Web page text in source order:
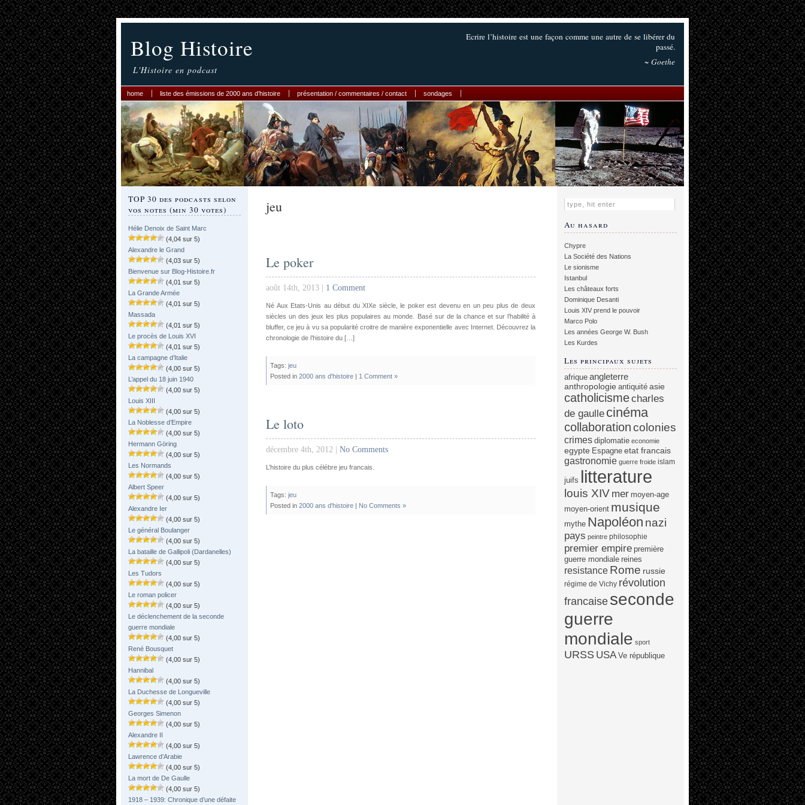
Blog Histoire
L'Histoire en podcast
Ecrire l’histoire est une façon comme une autre de se libérer du
passé.
~ Goethe
home liste des émissions de 2000 ans d’histoire présentation / commentaires / contact sondages
TOP 30 des podcasts selon
vos notes (min 30 votes)
Hélie Denoix de Saint Marc
(4,04 sur 5)
Alexandre le Grand
(4,03 sur 5)
Bienvenue sur Blog-Histoire.fr
(4,01 sur 5)
La Grande Armée
(4,01 sur 5)
Massada
(4,01 sur 5)
Le procès de Louis XVI
(4,01 sur 5)
La campagne d’Italie
(4,00 sur 5)
L’appel du 18 juin 1940
(4,00 sur 5)
Louis XIII
(4,00 sur 5)
La Noblesse d’Empire
(4,00 sur 5)
Hermann Göring
(4,00 sur 5)
Les Normands
(4,00 sur 5)
Albert Speer
(4,00 sur 5)
Alexandre Ier
(4,00 sur 5)
Le général Boulanger
(4,00 sur 5)
La bataille de Gallipoli (Dardanelles)
(4,00 sur 5)
Les Tudors
(4,00 sur 5)
Le roman policer
(4,00 sur 5)
Le déclenchement de la seconde
guerre mondiale
(4,00 sur 5)
René Bousquet
(4,00 sur 5)
Hannibal
(4,00 sur 5)
La Duchesse de Longueville
(4,00 sur 5)
Georges Simenon
(4,00 sur 5)
Alexandre II
(4,00 sur 5)
Lawrence d’Arabie
(4,00 sur 5)
La mort de De Gaulle
(4,00 sur 5)
1918 – 1939: Chronique d’une défaite
jeu
Le poker
août 14th, 2013 | 1 Comment
Né Aux Etats-Unis au début du XIXe siècle, le poker est devenu en un peu plus de deux
siècles un des jeux les plus populaires au monde. Basé sur de la chance et sur l’habilité à
bluffer, ce jeu à vu sa popularité croitre de manière exponentielle avec Internet. Découvrez la
chronologie de l’histoire du […]
Tags: jeu
Posted in 2000 ans d'histoire | 1 Comment »
Le loto
décembre 4th, 2012 | No Comments
L’histoire du plus célébre jeu francais.
Tags: jeu
Posted in 2000 ans d'histoire | No Comments »
Au hasard
Chypre
La Société des Nations
Le sionisme
Istanbul
Les châteaux forts
Dominique Desanti
Louis XIV prend le pouvoir
Marco Polo
Les années George W. Bush
Les Kurdes
Les principaux sujets
afrique angleterre
anthropologie antiquité asie
catholicismecharles
de gaulle cinéma
collaborationcolonies
crimes diplomatie economie
egypte Espagne etat francais
gastronomie guerre froide islam
juifs litterature
louis XIV mer moyen-age
moyen-orient musique
mythe Napoléon nazi
pays peintre philosophie
premier empire première
guerre mondiale reines
resistance Rome russie
régime de Vichy révolution
francaise seconde
guerre
mondiale sport
URSS USA Ve république